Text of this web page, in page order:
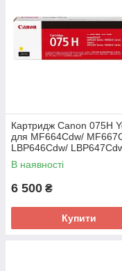
Картридж Canon 075H
для MF664Cdw/
LBP646Cdw/
(6366C002AA)
В наявності
6 500 ₴
Купити